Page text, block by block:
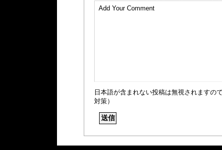
日本語が含まれない投稿は無視されますの
対策）